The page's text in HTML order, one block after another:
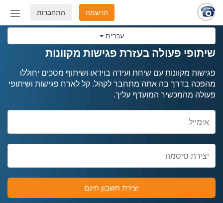
עברית
מצב
התחברות הרשמה
שיתופי פעולה בעזרת פגישות מקוונות
פגישות מקוונות עם שיחת ועידה בוידאו ושיתוף מסכים יחוללו
מהפכה בדרך בה אתה מתחבר לקהל. קל לארח פגישות ושיתופי
פעולה מהמכשיר המועדף עליך.
יצירת חשבון חינם